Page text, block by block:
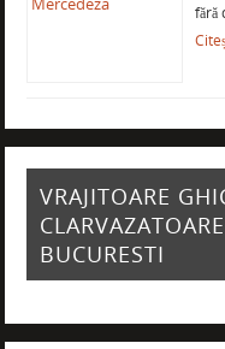
fără
VRAJITOARE
BUCURESTI